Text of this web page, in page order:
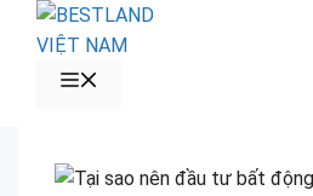
Chuyển